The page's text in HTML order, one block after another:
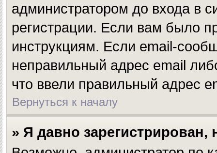
администратором до входа в
регистрации. Если вам было
инструкциям. Если email-
неправильный адрес email
что ввели правильный адрес
Вернуться к началу
» Я давно